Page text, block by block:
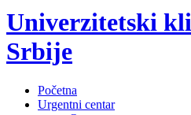
Univerzitetski
Srbije
Početna
Urgentni centar